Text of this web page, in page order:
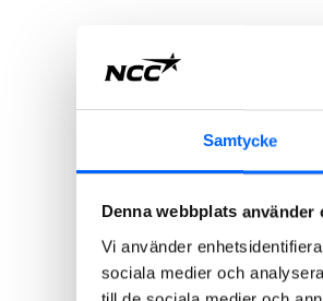
Samtycke
Denna webbplats använder
Vi använder
sociala medier och